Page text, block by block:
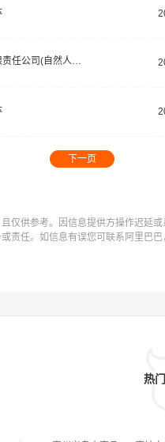
有限责任公司(自然人投资或控股)
下一页
仅供参考。因信息提供方操作迟延
责任。如信息有误您可联系阿里巴
热